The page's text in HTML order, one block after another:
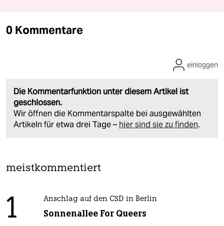
0 Kommentare
Die Kommentarfunktion unter diesem Artikel ist
geschlossen.
Wir öffnen die Kommentarspalte bei ausgewählten
Artikeln für etwa drei Tage – hier sind sie zu finden.
einloggen
meistkommentiert
1 Anschlag auf den CSD in Berlin
Sonnenallee For Queers